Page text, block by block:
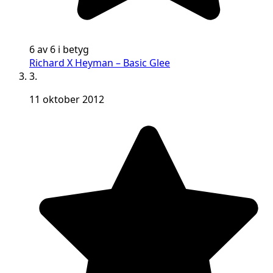
6 av 6 i betyg
Richard X Heyman – Basic Glee
3.
11 oktober 2012